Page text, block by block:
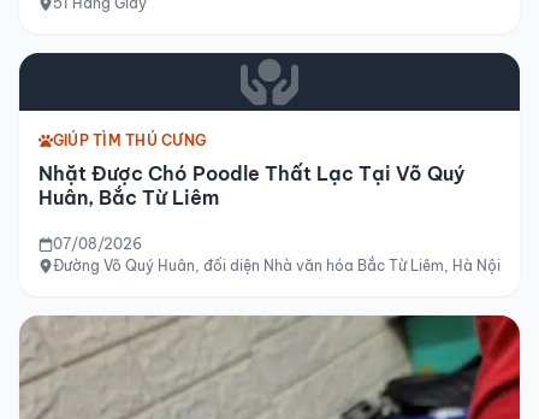
GIÚP TÌM THÚ CƯNG
Nhặt Được Chó Poodle Thất Lạc Tại Võ Quý
Huân, Bắc Từ Liêm
07/08/2026
Đường Võ Quý Huân, đối diện Nhà văn hóa Bắc Từ Liêm, Hà Nội